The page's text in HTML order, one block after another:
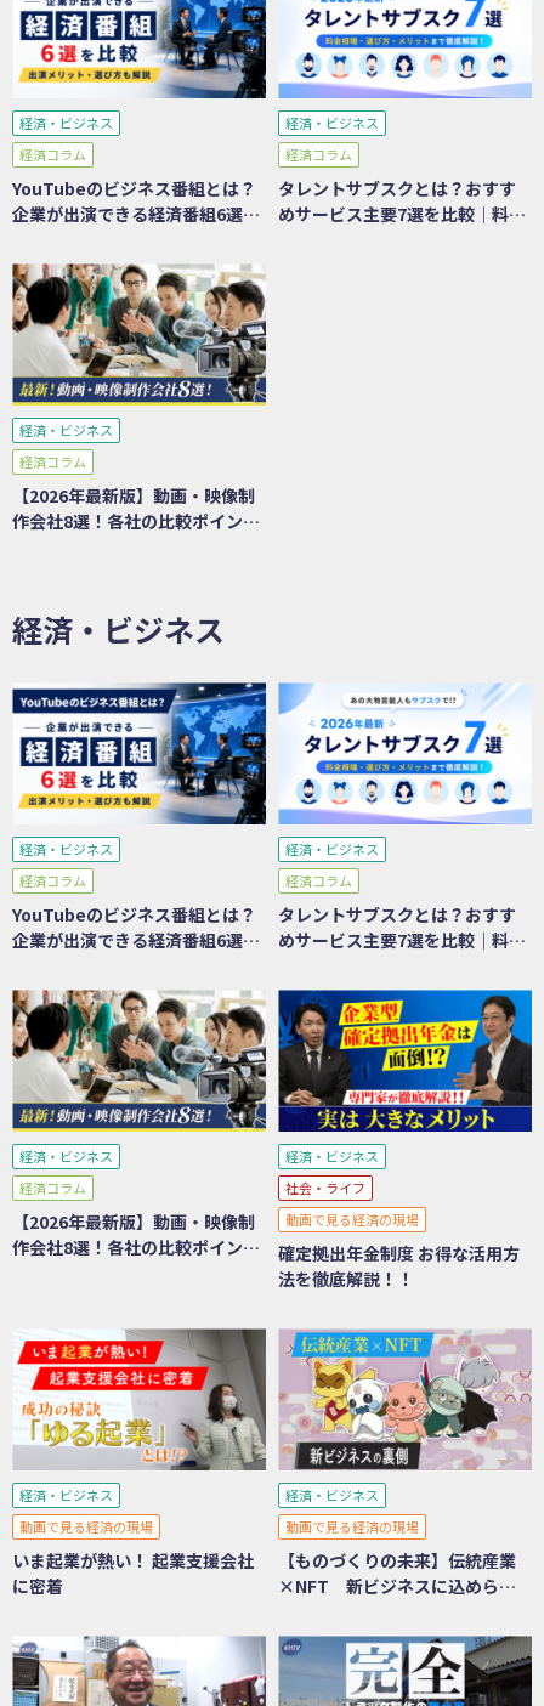
経済・ビジネス
経済コラム
YouTubeのビジネス番組とは？
企業が出演できる経済番組6選を
経済・ビジネス
経済コラム
タレントサブスクとは？おすす
めサービス主要7選を比較｜料
経済・ビジネス
経済コラム
【2026年最新版】動画・映像制
作会社8選！各社の比較ポイント
経済・ビジネス
経済・ビジネス
経済コラム
YouTubeのビジネス番組とは？
企業が出演できる経済番組6選を
経済・ビジネス
経済コラム
タレントサブスクとは？おすす
めサービス主要7選を比較｜料
説
経済・ビジネス
経済コラム
【2026年最新版】動画・映像制
作会社8選！各社の比較ポイント
経済・ビジネス
社会・ライフ
動画で見る経済の現場
確定拠出年金制度 お得な活用方
法を徹底解説！！
経済・ビジネス
動画で見る経済の現場
いま起業が熱い！ 起業支援会社
に密着
経済・ビジネス
動画で見る経済の現場
【ものづくりの未来】伝統産業
×NFT 新ビジネスに込められ